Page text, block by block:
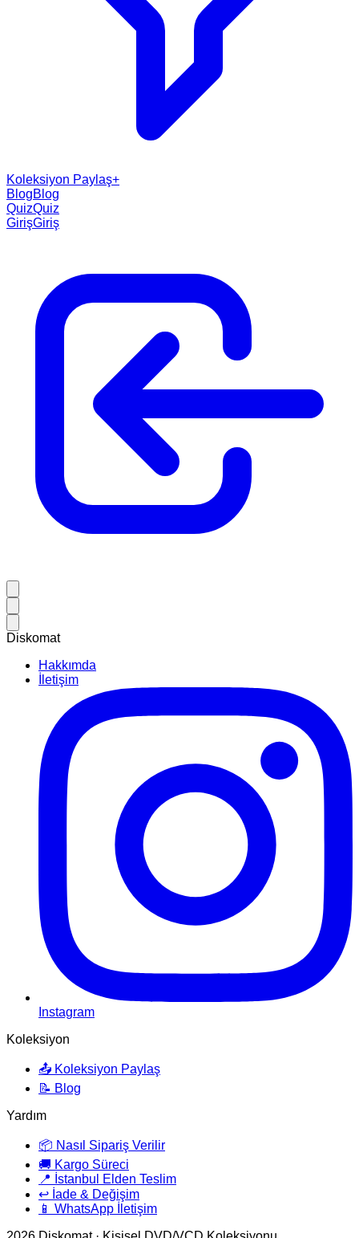
Koleksiyon Paylaş+
BlogBlog
QuizQuiz
GirişGiriş
Diskomat
Hakkımda
İletişim
Instagram
Koleksiyon
📤 Koleksiyon Paylaş
📝 Blog
Yardım
📦 Nasıl Sipariş Verilir
🚚 Kargo Süreci
📍 İstanbul Elden Teslim
↩️ İade & Değişim
📱 WhatsApp İletişim